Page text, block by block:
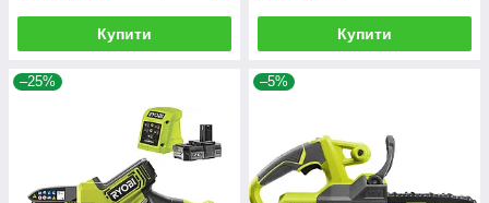
Купити Купити
–25% –5%